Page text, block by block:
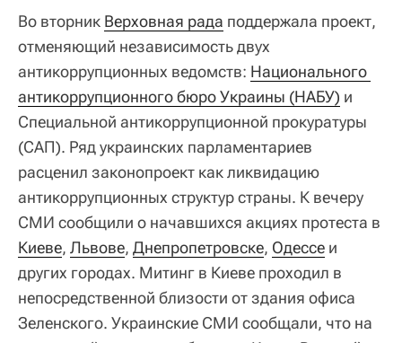
Во вторник Верховная рада поддержала проект,
отменяющий независимость двух
антикоррупционных ведомств: Национального
антикоррупционного бюро Украины (НАБУ) и
Специальной антикоррупционной прокуратуры
(САП). Ряд украинских парламентариев
расценил законопроект как ликвидацию
антикоррупционных структур страны. К вечеру
СМИ сообщили о начавшихся акциях протеста в
Киеве, Львове, Днепропетровске, Одессе и
других городах. Митинг в Киеве проходил в
непосредственной близости от здания офиса
Зеленского. Украинские СМИ сообщали, что на